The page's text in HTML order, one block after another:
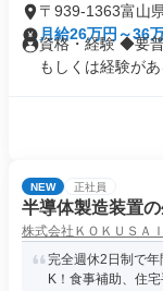
〒939-1363富山
月給26万円～36
資格・経験 ◆要
もしくは経験があ
NEW 正社員
半導体製造装置
株式会社ＫＯＫＵＳＡ
完全週休2日制で
K！食事補助、住